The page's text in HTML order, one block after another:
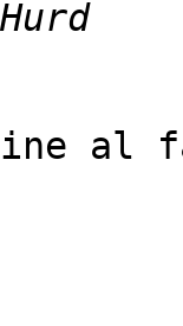
al